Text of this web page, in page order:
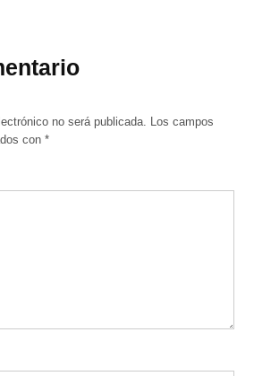
no será publicada. Los campos
con*